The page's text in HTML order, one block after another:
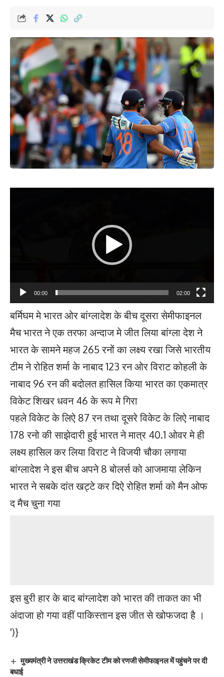
00:00 02:00
बर्मिघम मे भारत ओर बांग्लादेश के बीच दूसरा सेमीफाइनल
मैच भारत ने एक तरफा अन्दाज मे जीत लिया बांग्ला देश ने
भारत के सामने महज 265 रनों का लक्ष्य रखा जिसे भारतीय
टीम ने रोहित शर्मा के नाबाद 123 रन ओर विराट कोहली के
नाबाद 96 रन की बदोलत हासिल किया भारत का एकमात्र
विकेट शिखर धवन 46 के रूप मे गिरा
पहले विकेट के लिऐ 87 रन तथा दूसरे विकेट के लिऐ नाबाद
178 रनो की साझेदारी हुई भारत ने मात्र 40.1 ओवर मे ही
लक्ष्य हासिल कर लिया विराट ने विजयी चौका लगाया
बांग्लादेश ने इस बीच अपने 8 बोलर्स को आजमाया लेकिन
भारत ने सबके दांत खट्टे कर दिऐ रोहित शर्मा को मैन ओफ
द मैच चुना गया
इस बुरी हार के बाद बांग्लादेश को भारत की ताकत का भी
अंदाजा हो गया वहीं पाकिस्तान इस जीत से खोफजदा है ।
')}
मुख्यमंत्री ने उत्तराखंड क्रिकेट टीम को रणजी सेमीफाइनल में पहुंचने पर दी
बधाई